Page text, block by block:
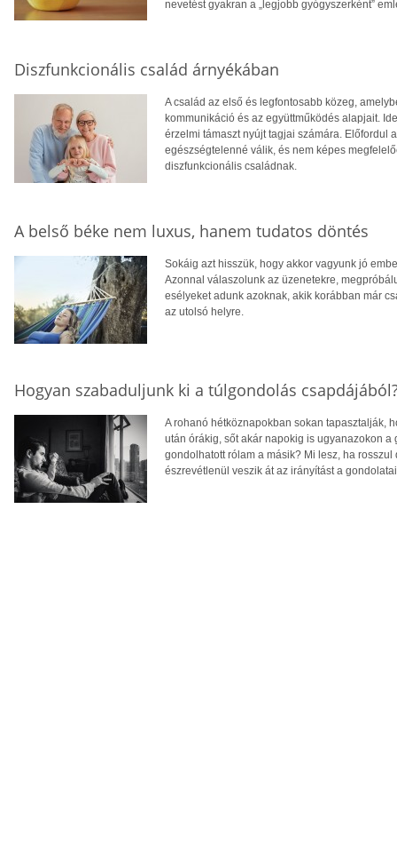
nevetést gyakran a „legjobb gyógyszerként”
Diszfunkcionális család árnyékában
A család az első és legfontosabb közeg,
kommunikáció és az együttműködés alapjait.
érzelmi támaszt nyújt tagjai számára. Előfordul
egészségtelenné válik, és nem képes
diszfunkcionális családnak.
A belső béke nem luxus, hanem tudatos döntés
Sokáig azt hisszük, hogy akkor vagyunk jó
Azonnal válaszolunk az üzenetekre,
esélyeket adunk azoknak, akik korábban már
az utolsó helyre.
Hogyan szabaduljunk ki a túlgondolás
A rohanó hétköznapokban sokan tapasztalják,
után órákig, sőt akár napokig is ugyanazokon
gondolhatott rólam a másik? Mi lesz, ha
észrevétlenül veszik át az irányítást a